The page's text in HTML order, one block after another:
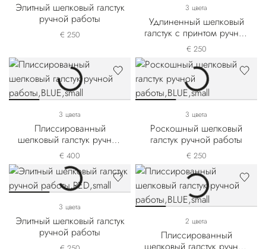
Элитный шелковый галстук
ручной работы
€ 250
3 цвета
Удлиненный шелковый
галстук с принтом ручной
работы
€ 250
3 цвета
Плиссированный
шелковый галстук ручной
работы
€ 400
3 цвета
Роскошный шелковый
галстук ручной работы
€ 250
3 цвета
Элитный шелковый галстук
ручной работы
2 цвета
Плиссированный